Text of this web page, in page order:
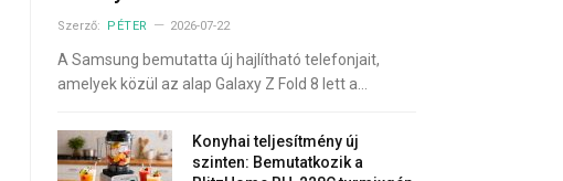
Szerző: PÉTER 2026-07-22
A Samsung bemutatta új hajlítható telefonjait,
amelyek közül az alap Galaxy Z Fold 8 lett a…
Konyhai teljesítmény új
szinten: Bemutatkozik a